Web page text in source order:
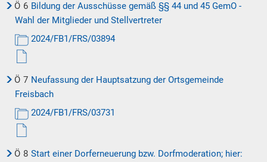
Ö 6 Bildung der Ausschüsse gemäß §§ 44 und 45 GemO -
Wahl der Mitglieder und Stellvertreter
2024/FB1/FRS/03894
Ö 7 Neufassung der Hauptsatzung der Ortsgemeinde
Freisbach
2024/FB1/FRS/03731
Ö 8 Start einer Dorferneuerung bzw. Dorfmoderation; hier: